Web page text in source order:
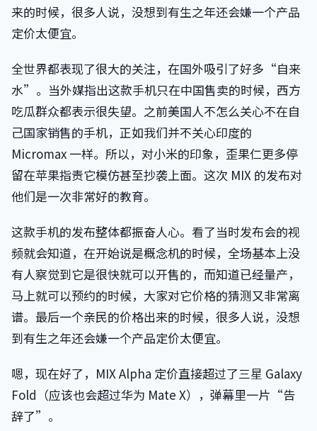
来的时候，很多人说，没想到有生之年还会嫌一个产品
定价太便宜。
全世界都表现了很大的关注，在国外吸引了好多“自来
水”。当外媒指出这款手机只在中国售卖的时候，西方
吃瓜群众都表示很失望。之前美国人不怎么关心不在自
己国家销售的手机，正如我们并不关心印度的
Micromax 一样。所以，对小米的印象，歪果仁更多停
留在苹果指责它模仿甚至抄袭上面。这次 MIX 的发布对
他们是一次非常好的教育。
这款手机的发布整体都振奋人心。看了当时发布会的视
频就会知道，在开始说是概念机的时候，全场基本上没
有人察觉到它是很快就可以开售的，而知道已经量产，
马上就可以预约的时候，大家对它价格的猜测又非常离
谱。最后一个亲民的价格出来的时候，很多人说，没想
到有生之年还会嫌一个产品定价太便宜。
嗯，现在好了，MIX Alpha 定价直接超过了三星 Galaxy
Fold（应该也会超过华为 Mate X），弹幕里一片“告
辞了”。